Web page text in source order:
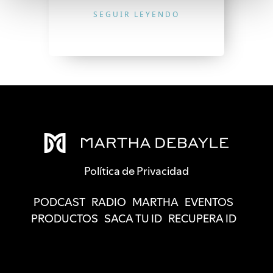
SEGUIR LEYENDO
Política de Privacidad
PODCAST RADIO MARTHA EVENTOS
PRODUCTOS SACA TU ID RECUPERA ID